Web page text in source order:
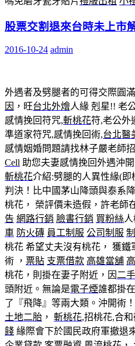
股票交割退來台時未上市
2016-10-24 admin
外遇者及劈腿者的可得交際圓滿
因 ，旺台北外燴人緣 剋星!! 老
感情挽回符咒,斬桃花符,老公外
準道家符咒,感情挽回術,台北醫
感情姻婚問題請找林子嚴老師
Cell 助您夫妻感情挽回外遇沖
斬桃花介紹:劈腿的人異性緣(
判決！比中國茅山降頭與泰系
桃花， 榮評價未造假，許老師
告 網路行銷 臉書行銷 買粉絲
車 防火磚 員工制服 公司制服
桃花 希望丈夫沒有桃花， 獲鐵
術 ， 票貼 支票借款 高雄當舖
桃花，則掛在妻子附近，因 二
頭附近。無論是電子煙誰都掛
了『飛降』等兩大類。沖開術！
土地二胎 ， 斬桃花,招桃花,合
餞 緣際會下於國民政府軍撤退